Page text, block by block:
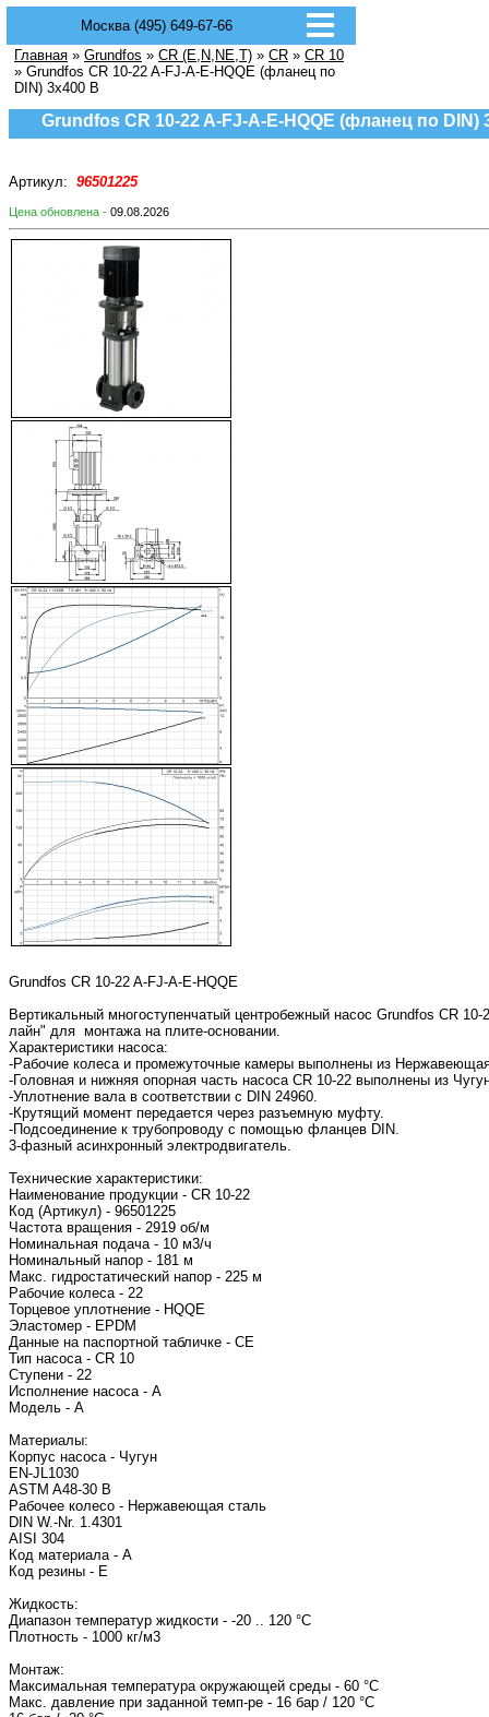
Москва (495) 649-67-66
Главная » Grundfos » CR (E,N,NE,T) » CR » CR 10
» Grundfos CR 10-22 A-FJ-A-E-HQQE (фланец по
DIN) 3х400 В
Grundfos CR 10-22 A-FJ-A-E-HQQE (фланец по DIN)
Артикул: 96501225
Цена обновлена - 09.08.2026
Grundfos CR 10-22 A-FJ-A-E-HQQE
Вертикальный многоступенчатый центробежный насос Grundfos CR
лайн" для монтажа на плите-основании.
Характеристики насоса:
-Рабочие колеса и промежуточные камеры выполнены из
-Головная и нижняя опорная часть насоса CR 10-22 выполнены из
-Уплотнение вала в соответствии с DIN 24960.
-Крутящий момент передается через разъемную муфту.
-Подсоединение к трубопроводу с помощью фланцев DIN.
3-фазный асинхронный электродвигатель.
Технические характеристики:
Наименование продукции - CR 10-22
Код (Артикул) - 96501225
Частота вращения - 2919 об/м
Номинальная подача - 10 м3/ч
Номинальный напор - 181 м
Макс. гидростатический напор - 225 м
Рабочие колеса - 22
Торцевое уплотнение - HQQE
Эластомер - EPDM
Данные на паспортной табличке - CE
Тип насоса - CR 10
Ступени - 22
Исполнение насоса - A
Модель - A
Материалы:
Корпус насоса - Чугун
EN-JL1030
ASTM A48-30 B
Рабочее колесо - Нержавеющая сталь
DIN W.-Nr. 1.4301
AISI 304
Код материала - A
Код резины - E
Жидкость:
Диапазон температур жидкости - -20 .. 120 °C
Плотность - 1000 кг/м3
Монтаж:
Максимальная температура окружающей среды - 60 °C
Макс. давление при заданной темп-ре - 16 бар / 120 °C